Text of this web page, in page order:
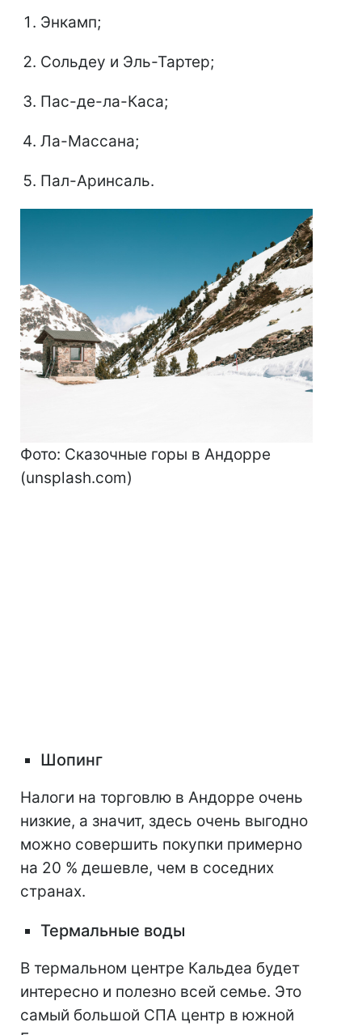
Энкамп;
Сольдеу и Эль-Тартер;
Пас-де-ла-Каса;
Ла-Массана;
Пал-Аринсаль.
Фото: Сказочные горы в Андорре
(unsplash.com)
Шопинг
Налоги на торговлю в Андорре очень
низкие, а значит, здесь очень выгодно
можно совершить покупки примерно
на 20 % дешевле, чем в соседних
странах.
Термальные воды
В термальном центре Кальдеа будет
интересно и полезно всей семье. Это
самый большой СПА центр в южной